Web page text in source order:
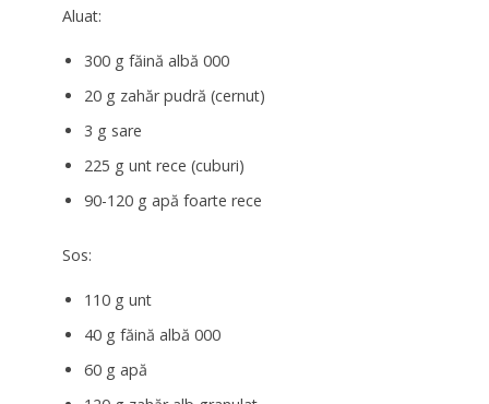
Aluat:
300 g făină albă 000
20 g zahăr pudră (cernut)
3 g sare
225 g unt rece (cuburi)
90-120 g apă foarte rece
Sos:
110 g unt
40 g făină albă 000
60 g apă